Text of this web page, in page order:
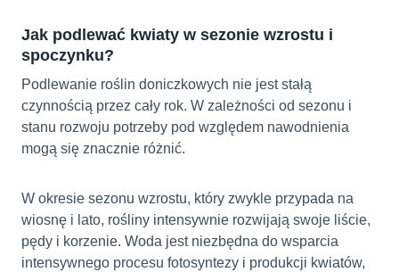
Jak podlewać kwiaty w sezonie wzrostu i
spoczynku?
Podlewanie roślin doniczkowych nie jest stałą
czynnością przez cały rok. W zależności od sezonu i
stanu rozwoju potrzeby pod względem nawodnienia
mogą się znacznie różnić.
W okresie sezonu wzrostu, który zwykle przypada na
wiosnę i lato, rośliny intensywnie rozwijają swoje liście,
pędy i korzenie. Woda jest niezbędna do wsparcia
intensywnego procesu fotosyntezy i produkcji kwiatów,